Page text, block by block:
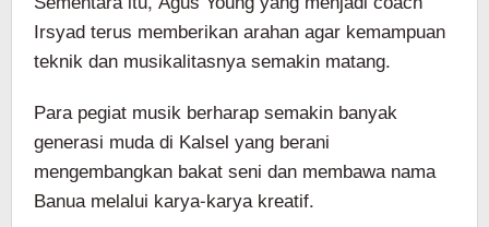
Irsyad terus memberikan arahan agar kemampuan
teknik dan musikalitasnya semakin matang.
Para pegiat musik berharap semakin banyak
generasi muda di Kalsel yang berani
mengembangkan bakat seni dan membawa nama
Banua melalui karya-karya kreatif.